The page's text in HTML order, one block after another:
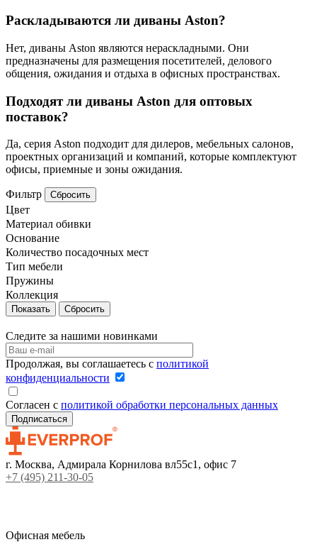
Раскладываются ли диваны Aston?
Нет, диваны Aston являются нераскладными. Они
предназначены для размещения посетителей, делового
общения, ожидания и отдыха в офисных пространствах.
Подходят ли диваны Aston для оптовых
поставок?
Да, серия Aston подходит для дилеров, мебельных салонов,
проектных организаций и компаний, которые комплектуют
офисы, приемные и зоны ожидания.
Фильтр Сбросить
Цвет
Материал обивки
Основание
Количество посадочных мест
Тип мебели
Пружины
Коллекция
Сбросить
Следите за нашими новинками
Продолжая, вы соглашаетесь с политикой
конфиденциальности
Согласен с политикой обработки персональных данных
г. Москва, Адмирала Корнилова вл55с1, офис 7
+7 (495) 211-30-05
Офисная мебель